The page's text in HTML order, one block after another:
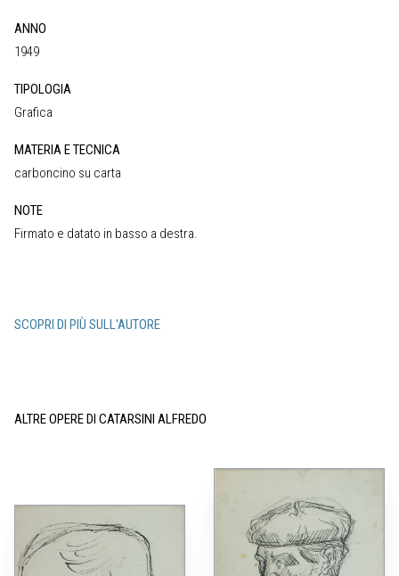
ANNO
1949
TIPOLOGIA
Grafica
MATERIA E TECNICA
carboncino su carta
NOTE
Firmato e datato in basso a destra.
SCOPRI DI PIÙ SULL'AUTORE
ALTRE OPERE DI CATARSINI ALFREDO